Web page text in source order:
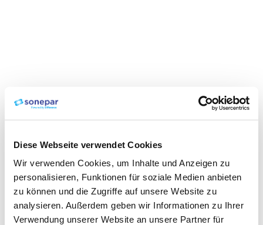
Diese Webseite verwendet Cookies
Wir verwenden Cookies, um Inhalte und Anzeigen zu
personalisieren, Funktionen für soziale Medien anbieten
zu können und die Zugriffe auf unsere Website zu
analysieren. Außerdem geben wir Informationen zu Ihrer
Verwendung unserer Website an unsere Partner für